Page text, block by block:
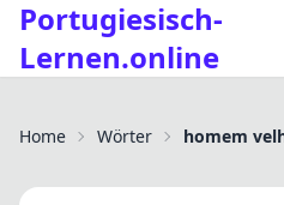
Portugiesisch-
Lernen.online
Home Wörter homem